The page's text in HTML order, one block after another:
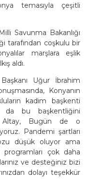
temasıyla çeşitli
Savunma Bakanlığı
tarafından coşkulu bir
marşlara eşlik
aldı.
Uğur İbrahim
Konyanın
kadim başkenti
bu başkentliğini
Altay, Bugün de o
Pandemi şartları
düşük oluyor ama
çok daha
ve desteğiniz bizi
dolayı teşekkür